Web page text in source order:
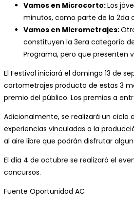
Vamos en Microcorto:Los
minutos, como parte de la 2da
Vamos en Micrometrajes:
constituyen la 3era categoría
Programa, pero que presenten
El Festival iniciará el domingo 13 de
cortometrajes producto de estas 3
premio del público. Los premios a
Adicionalmente, se realizará un ciclo
experiencias vinculadas a la
al aire libre que podrán disfrutar
El día 4 de octubre se realizará el
concursos.
Fuente Oportunidad AC